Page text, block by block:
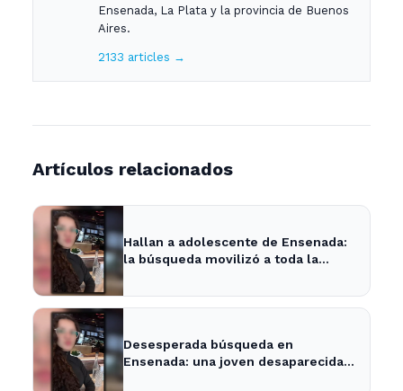
Ensenada, La Plata y la provincia de Buenos
Aires.
2133 articles →
Artículos relacionados
Hallan a adolescente de Ensenada:
la búsqueda movilizó a toda la
Desesperada búsqueda en
Ensenada: una joven desaparecida